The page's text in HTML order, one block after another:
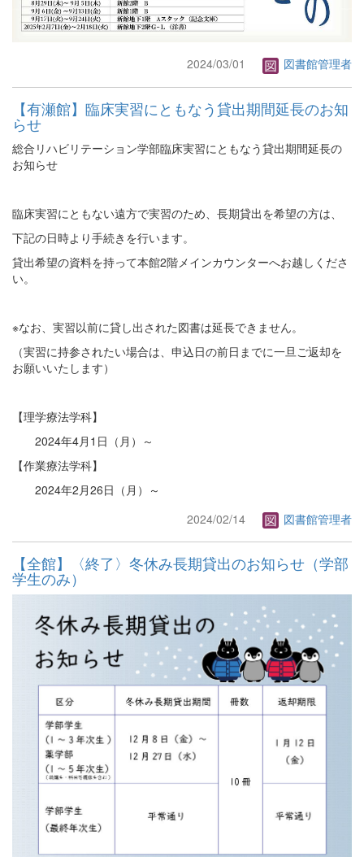
2024/03/01 図書館管理者
【有瀬館】臨床実習にともなう貸出期間延長のお知
らせ
総合リハビリテーション学部臨床実習にともなう貸出期間延長の
お知らせ
臨床実習にともない遠方で実習のため、長期貸出を希望の方は、
下記の日時より手続きを行います。
貸出希望の資料を持って本館2階メインカウンターへお越しくださ
い。
※なお、実習以前に貸し出された図書は延長できません。
（実習に持参されたい場合は、申込日の前日までに一旦ご返却を
お願いいたします）
【理学療法学科】
2024年4月1日（月）～
【作業療法学科】
2024年2月26日（月）～
2024/02/14
図書館管理者
【全館】〈終了〉冬休み長期貸出のお知らせ（学部
学生のみ）